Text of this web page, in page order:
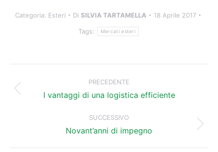
Categoria: Esteri Di SILVIA TARTAMELLA 18 Aprile 2017
Tags: Mercati esteri
tra
PRECEDENTE
Post
precedente:
I vantaggi di una logistica efficiente
SUCCESSIVO
Prossimo
Novant’anni di impegno